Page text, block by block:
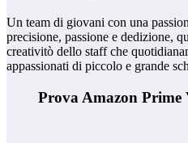
Un team di giovani con una
precisione, passione e dedizione,
creativitò dello staff che
appassionati di piccolo e grande
Prova Amazon Prime